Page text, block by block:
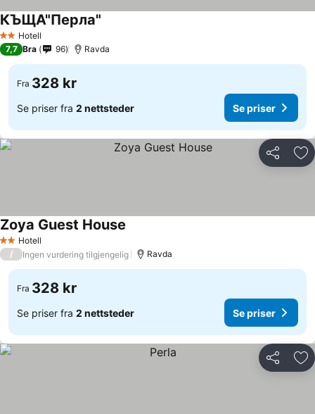
2 Stjerner
Hotell
КЪЩА"Перла"
7,7 Bra 96 Ravda
Fra 328 kr
Se priser fra 2 nettsteder Se priser
Del
2 Stjerner
Hotell
Zoya Guest House
/ Ingen vurdering tilgjengelig Ravda
Fra 328 kr
Se priser fra 2 nettsteder Se priser
Del